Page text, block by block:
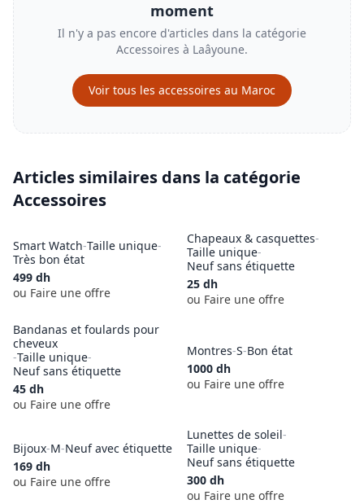
moment
Il n'y a pas encore d'articles dans la catégorie
Accessoires à Laâyoune.
Voir tous les accessoires au Maroc
Articles similaires dans la catégorie
Accessoires
Smart Watch-Taille unique-
Très bon état
499 dh
ou Faire une offre
Chapeaux & casquettes-
Taille unique-
Neuf sans étiquette
25 dh
ou Faire une offre
Bandanas et foulards pour
cheveux
-Taille unique-
Neuf sans étiquette
45 dh
ou Faire une offre
Montres-S-Bon état
1000 dh
ou Faire une offre
Bijoux-M-Neuf avec étiquette
169 dh
ou Faire une offre
Lunettes de soleil-
Taille unique-
Neuf sans étiquette
300 dh
ou Faire une offre